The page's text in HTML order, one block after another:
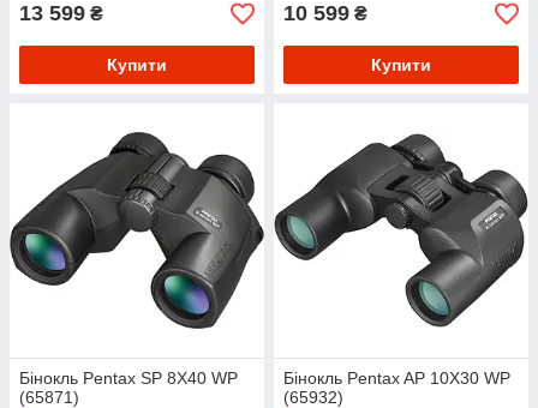
13 599 ₴
Купити
10 599 ₴
Купити
Бінокль Pentax SP 8X40 WP
(65871)
Бінокль Pentax AP 10X30 WP
(65932)